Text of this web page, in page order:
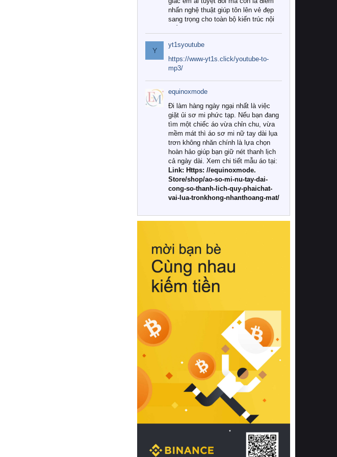
nhấn nghệ thuật giúp tôn lên vẻ đẹp
sang trọng cho toàn bộ kiến trúc nội
Tuy nhiên, giữa thị trường đa dạng
với vô vàn thương hiệu và mẫu mã
như hiện nay, làm thế nào để chọn
được những bộ chăn ga gối đệm cao
cấp thực sự chất lượng, phù hợp với
khí hậu và nhu cầu sử dụng của gia
đình? Hãy cùng chúng tôi đi tìm lời
giải đáp chi tiết qua bài viết dưới đây.
1. Tại sao các gia đình hiện đại lại ưa
chuộng chăn ga gối đệm cao cấp?
Khác với các dòng sản phẩm thông
thường, những bộ chăn ga gối đệm
cao cấp trải qua quy trình sản xuất
nghiêm ngặt từ khâu chọn lọc nguyên
liệu tự nhiên đến công nghệ dệt
nhuộm hiện đại không chứa hóa chất
này, bạn sẽ cảm nhận rõ rệt sự khác
hồi chuẩn xác của phần đệm nâng đỡ
cột sống.
Bên cạnh đó, việc lựa chọn các dòng
sản phẩm đạt chuẩn chất lượng quốc
tế còn giúp ngăn ngừa tình trạng kích
khuẩn và nấm mốc trong điều kiện
thời tiết nóng ẩm. Bạn có thể tìm hiểu
thêm các nghiên cứu khoa học về tác
động của giấc ngủ và môi trường
phòng ngủ đối với sức khỏe con
người tại Sleep Foundation (External
Link) để có cái nhìn toàn diện hơn.
2. Các tiêu chí vàng khi lựa chọn
chăn ga gối đệm cao cấp cho phòng
ngủ
Để sở hữu một bộ chăn ga gối đệm
cao cấp hoàn hảo cả về thẩm mỹ lẫn
công năng, người tiêu dùng cần cân
nhắc kỹ lưỡng các tiêu chí quan trọng
Y
yt1syoutube
https://www-yt1s.click/youtube-to-
mp3/
equinoxmode
Đi làm hàng ngày ngại nhất là việc
giặt ủi sơ mi phức tạp. Nếu bạn đang
tìm một chiếc áo vừa chỉn chu, vừa
mềm mát thì áo sơ mi nữ tay dài lụa
trơn không nhăn chính là lựa chọn
hoàn hảo giúp bạn giữ nét thanh lịch
cả ngày dài. Xem chi tiết mẫu áo tại:
Link: Https: //equinoxmode.
Store/shop/ao-so-mi-nu-tay-dai-
cong-so-thanh-lich-quy-phaichat-
vai-lua-tronkhong-nhanthoang-mat/